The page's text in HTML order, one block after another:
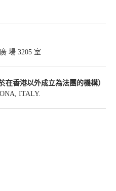
場 3205 室
在香港以外成立為法團的機構）
ITALY.